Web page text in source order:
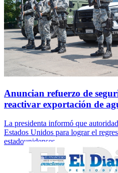
Anuncian refuerzo de
reactivar exportación de
La presidenta informó que
Estados Unidos para lograr el
estadounidenses